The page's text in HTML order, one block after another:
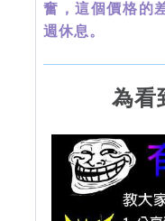
奮，這個價格的
週休息。
為看